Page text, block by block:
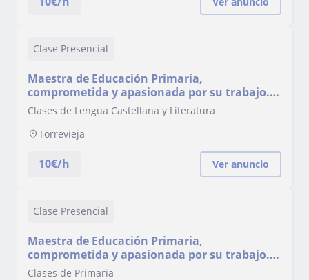
Clase Presencial
Maestra de Educación Primaria,
comprometida y apasionada por su trabajo.
Enseña todas las materias curriculares a
escolares de cualquier nivel de dicha etapa
educativa.
Clases de Lengua Castellana y Literatura
Torrevieja
10€/h Ver anuncio
Clase Presencial
Maestra de Educación Primaria,
comprometida y apasionada por su trabajo.
Enseña todas las materias curriculares a
Clases de Primaria